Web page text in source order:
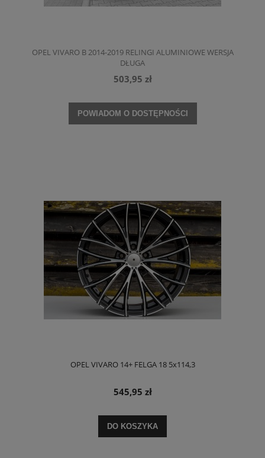
OPEL VIVARO B 2014-2019 RELINGI ALUMINIOWE WERSJA
DŁUGA
503,95 zł
POWIADOM O DOSTĘPNOŚCI
OPEL VIVARO 14+ FELGA 18 5x114,3
545,95 zł
DO KOSZYKA